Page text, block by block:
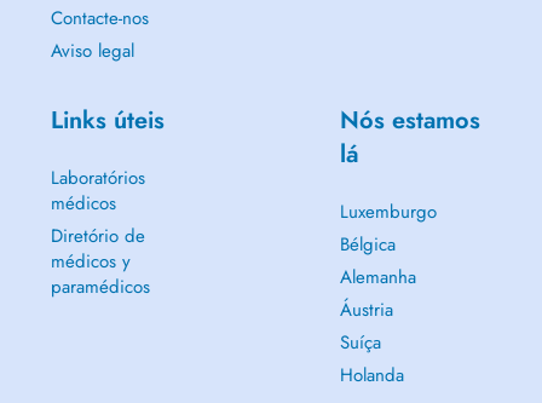
Contacte-nos
Aviso legal
Links úteis
Laboratórios
médicos
Diretório de
médicos y
paramédicos
Nós estamos
lá
Luxemburgo
Bélgica
Alemanha
Áustria
Suíça
Holanda